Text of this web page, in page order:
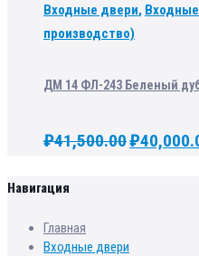
Входные двери,
производство)
ДМ 14 ФЛ-243 Беленый
₽41,500.00₽
Навигация
Главная
Входные двери